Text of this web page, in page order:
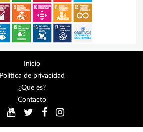
Inicio
Política de privacidad
¿Que es?
Contacto